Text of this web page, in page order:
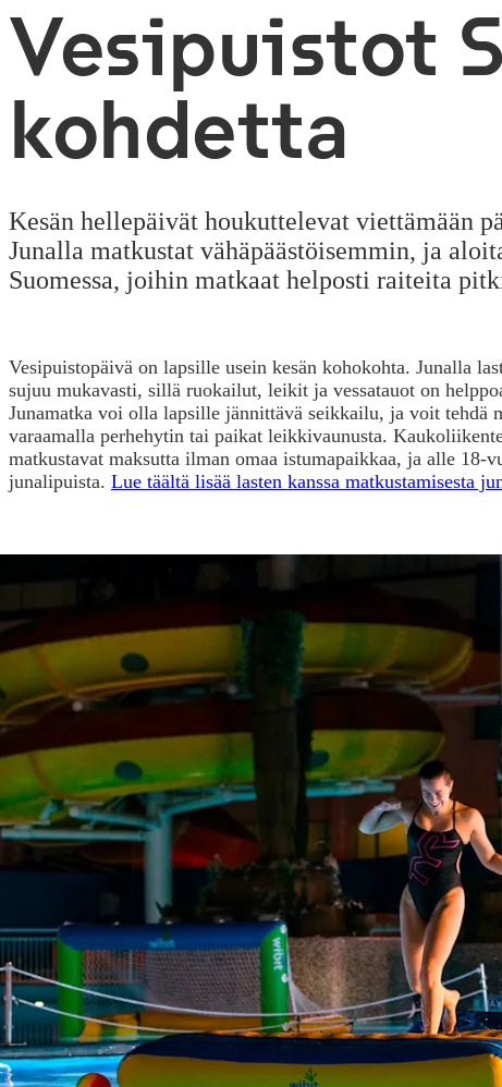
Vesipuistot
kohdetta
Kesän hellepäivät houkuttelevat viettämään
Junalla matkustat vähäpäästöisemmin, ja
Suomessa, joihin matkaat helposti raiteita
Vesipuistopäivä on lapsille usein kesän kohokohta. Junalla
sujuu mukavasti, sillä ruokailut, leikit ja vessatauot on
Junamatka voi olla lapsille jännittävä seikkailu, ja voit tehdä
varaamalla perhehytin tai paikat leikkivaunusta.
matkustavat maksutta ilman omaa istumapaikkaa, ja alle 18-
junalipuista. Lue täältä lisää lasten kanssa matkustamisesta